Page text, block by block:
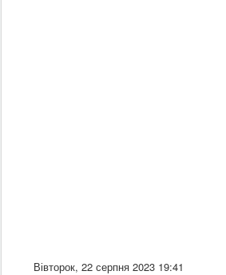
Вівторок, 22 серпня 2023 19:41